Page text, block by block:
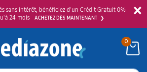
×
sans intérêt, bénéficiez d'un Crédit Gratuit 0%
24 mois
ACHETEZ DÈS MAINTENANT
0